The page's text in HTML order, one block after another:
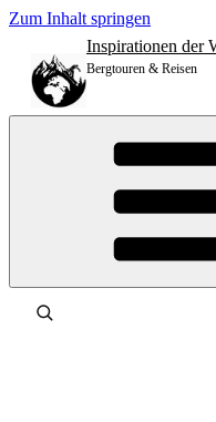
Zum Inhalt springen
Inspirationen der
Bergtouren & Reisen